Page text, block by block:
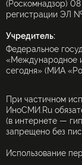
(Роскомнадзор)
регистрации ЭЛ
Учредитель:
Федеральное
«Международное
сегодня» (МИА
При частичном
ИноСМИ.Ru
(в интернете —
запрещено без
Использование